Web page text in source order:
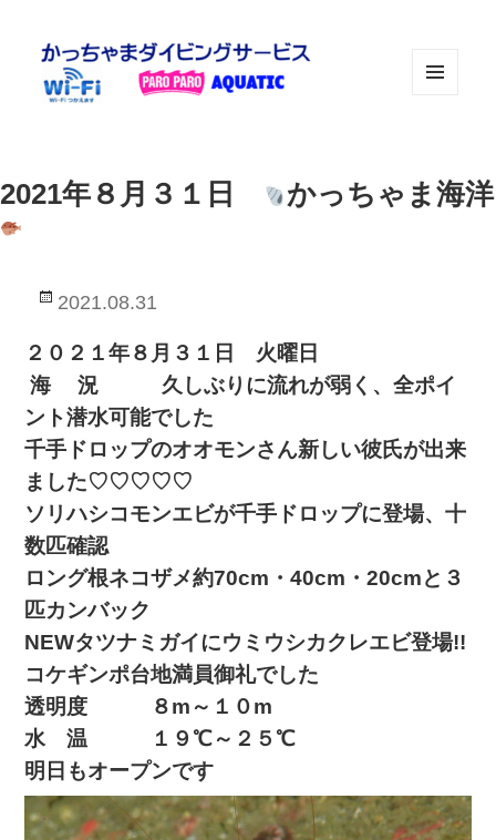
2021年８月３１日 かっちゃま海洋
投
2021.08.31
２０２１年８月３１日 火曜日
海 況 久しぶりに流れが弱く、全ポイ
ント潜水可能でした
千手ドロップのオオモンさん新しい彼氏が出来
ました♡♡♡♡♡
ソリハシコモンエビが千手ドロップに登場、十
数匹確認
ロング根ネコザメ約70cm・40cm・20cmと３
匹カンバック
NEWタツナミガイにウミウシカクレエビ登場!!
コケギンポ台地満員御礼でした
透明度 ８m～１０m
水 温 １９℃～２５℃
明日もオープンです